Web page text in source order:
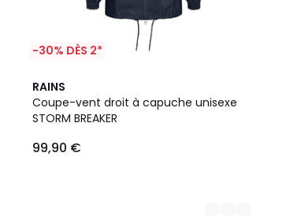
-30% DÈS 2*
RAINS
Coupe-vent droit à capuche unisexe
STORM BREAKER
99,90 €
2
Couleurs